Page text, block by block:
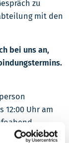
zu
mit den
bei uns an,
Uhr am
telefonisch